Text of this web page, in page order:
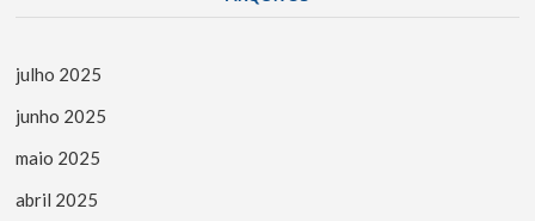
julho 2025
junho 2025
maio 2025
abril 2025